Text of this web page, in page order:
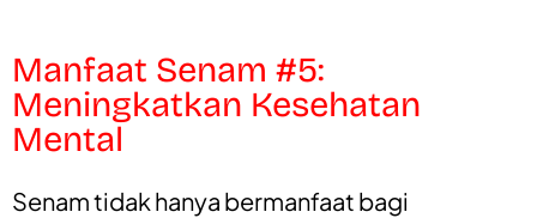
Manfaat Senam #5:
Meningkatkan Kesehatan
Mental
Senam tidak hanya bermanfaat bagi